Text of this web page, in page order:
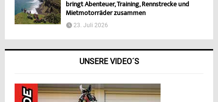
bringt Abenteuer, Training, Rennstrecke und
Mietmotorräder zusammen
23. Juli 2026
UNSERE VIDEO´S